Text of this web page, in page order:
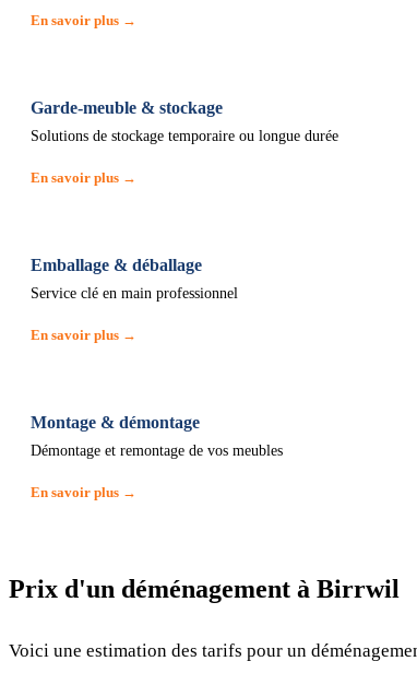
En savoir plus →
Garde-meuble & stockage
Solutions de stockage temporaire ou longue durée
En savoir plus →
Emballage & déballage
Service clé en main professionnel
En savoir plus →
Montage & démontage
Démontage et remontage de vos meubles
En savoir plus →
Prix d'un déménagement à Birrwil
Voici une estimation des tarifs pour un